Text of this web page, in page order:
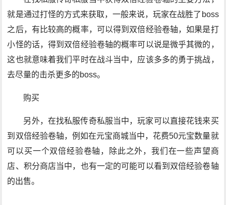
就是通过打怪的方式来获取，一般来说，玩家在战胜了boss
之后，有比较高的概率，可以得到双倍经验卷轴，如果是打
小怪的话，得到双倍经验卷轴的概率可以说是微乎其微的，
这也就意味着我们平时在战斗当中，应该多多的勇于挑战，
去尽量的击杀更多的boss。
购买
另外，在找私服传奇私服当中，玩家可以直接花钱来买
到双倍经验卷轴，例如在元宝商城当中，花费50元宝数量就
可以买一个双倍经验卷轴，除此之外，我们在一些声望商
店、积分商店当中，也有一定的可能可以看到双倍经验卷轴
的出售。